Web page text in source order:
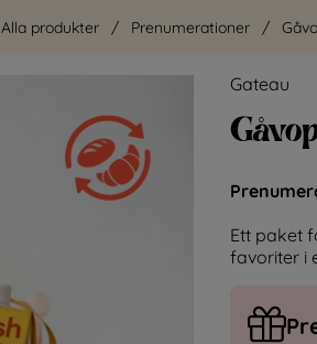
Alla produkter Prenumerationer
Gateau
Ett paket
favoriter i